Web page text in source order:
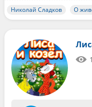
Николай Сладков О